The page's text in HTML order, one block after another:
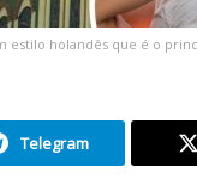
estilo holandês que é o
Telegram